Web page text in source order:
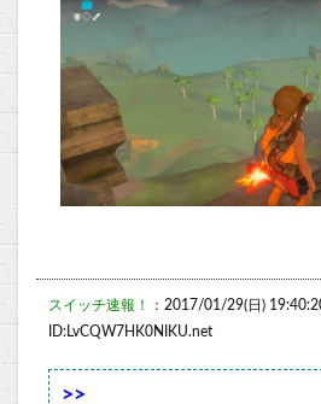
スイッチ速報！
：2017/01/29(日)
ID:LvCQW7HK0NIKU.net
>>